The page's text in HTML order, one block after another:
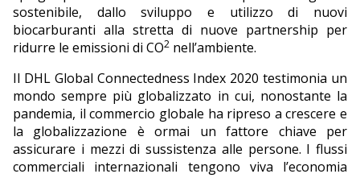
sostenibile, dallo sviluppo e utilizzo di nuovi
biocarburanti alla stretta di nuove partnership per
ridurre le emissioni di CO2 nell’ambiente.
Il DHL Global Connectedness Index 2020 testimonia un
mondo sempre più globalizzato in cui, nonostante la
pandemia, il commercio globale ha ripreso a crescere e
la globalizzazione è ormai un fattore chiave per
assicurare i mezzi di sussistenza alle persone. I flussi
commerciali internazionali tengono viva l’economia